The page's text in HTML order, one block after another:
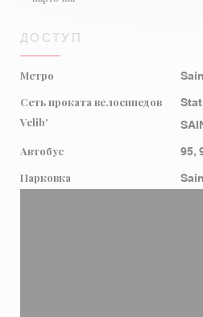
ДОСТУП
Метро
Сеть проката велосипедов
Velib'
Автобус
95,
Парковка